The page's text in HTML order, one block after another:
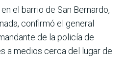
el barrio de San Bernardo,
confirmó el general
de la policía de
a medios cerca del lugar de